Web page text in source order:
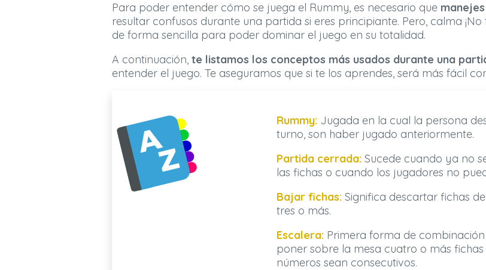
Para poder entender cómo se juega el Rummy, es necesario que
resultar confusos durante una partida si eres principiante. Pero, calma
de forma sencilla para poder dominar el juego en su totalidad.
A continuación, te listamos los conceptos más usados durante una
entender el juego. Te aseguramos que si te los aprendes, será más fácil
Rummy: Jugada en la cual la persona
turno, son haber jugado anteriormente.
Partida cerrada: Sucede cuando ya no
las fichas o cuando los jugadores no
Bajar fichas: Significa descartar fichas
tres o más.
Escalera: Primera forma de
poner sobre la mesa cuatro o más
números sean consecutivos.